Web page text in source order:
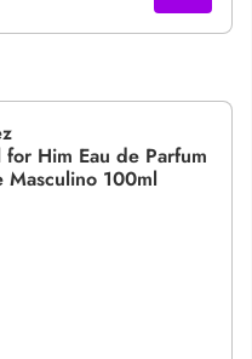
for Him Eau de Parfum
Masculino 100ml